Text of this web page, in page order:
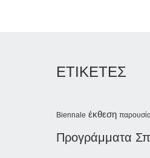
ΕΤΙΚΕΤΕΣ
Biennale έκθεση
Προγράμματα